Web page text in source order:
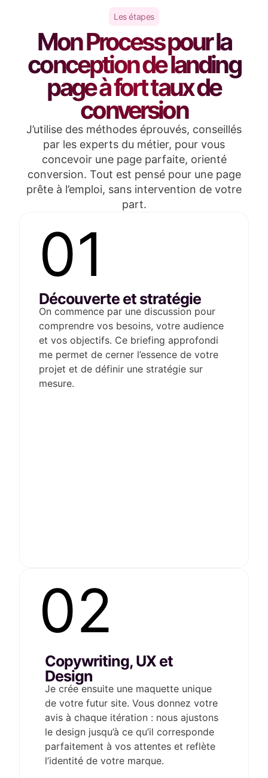
Les étapes
Mon Process pour la
conception de landing
page à fort taux de
conversion
J’utilise des méthodes éprouvés, conseillés
par les experts du métier, pour vous
concevoir une page parfaite, orienté
conversion. Tout est pensé pour une page
prête à l’emploi, sans intervention de votre
part.
01
Découverte et stratégie
On commence par une discussion pour
comprendre vos besoins, votre audience
et vos objectifs. Ce briefing approfondi
me permet de cerner l’essence de votre
projet et de définir une stratégie sur
mesure.
02
Copywriting, UX et
Design
Je crée ensuite une maquette unique
de votre futur site. Vous donnez votre
avis à chaque itération : nous ajustons
le design jusqu’à ce qu’il corresponde
parfaitement à vos attentes et reflète
l’identité de votre marque.